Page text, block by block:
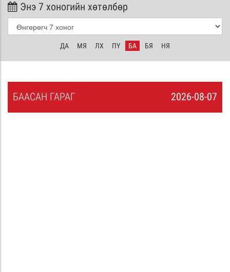
Энэ 7 хоногийн хөтөлбөр
ДА МЯ ЛХ ПҮ БА БЯ НЯ
2026-08-07
БААСАН ГАРАГ